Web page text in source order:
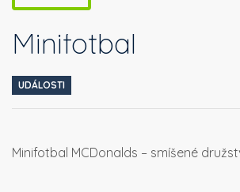
Minifotbal
UDÁLOSTI
Minifotbal MCDonalds – smíšené